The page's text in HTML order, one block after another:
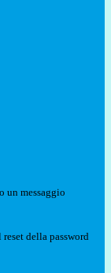
un messaggio
della password